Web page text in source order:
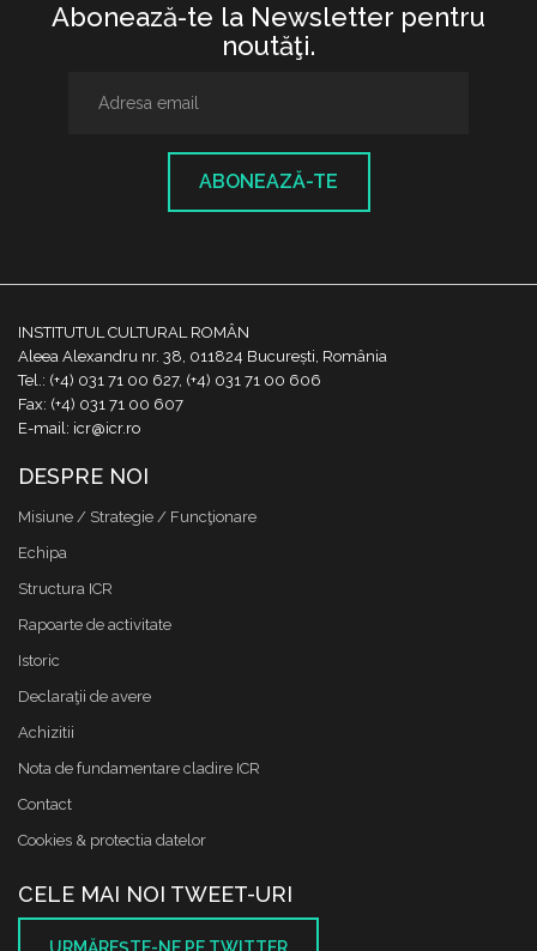
Abonează-te la Newsletter pentru
noutăţi.
ABONEAZĂ-TE
INSTITUTUL CULTURAL ROMÂN
Aleea Alexandru nr. 38, 011824 București, România
Tel.: (+4) 031 71 00 627, (+4) 031 71 00 606
Fax: (+4) 031 71 00 607
E-mail: icr@icr.ro
DESPRE NOI
Misiune / Strategie / Funcţionare
Echipa
Structura ICR
Rapoarte de activitate
Istoric
Declaraţii de avere
Achizitii
Nota de fundamentare cladire ICR
Contact
Cookies & protectia datelor
CELE MAI NOI TWEET-URI